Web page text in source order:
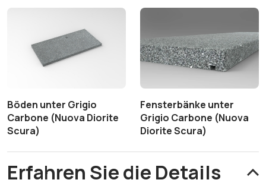
Böden unter Grigio
Carbone (Nuova Diorite
Scura)
Fensterbänke unter
Grigio Carbone (Nuova
Diorite Scura)
Erfahren Sie die Details